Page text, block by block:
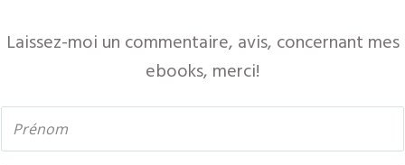
Laissez-moi un commentaire, avis, concernant mes
ebooks, merci!